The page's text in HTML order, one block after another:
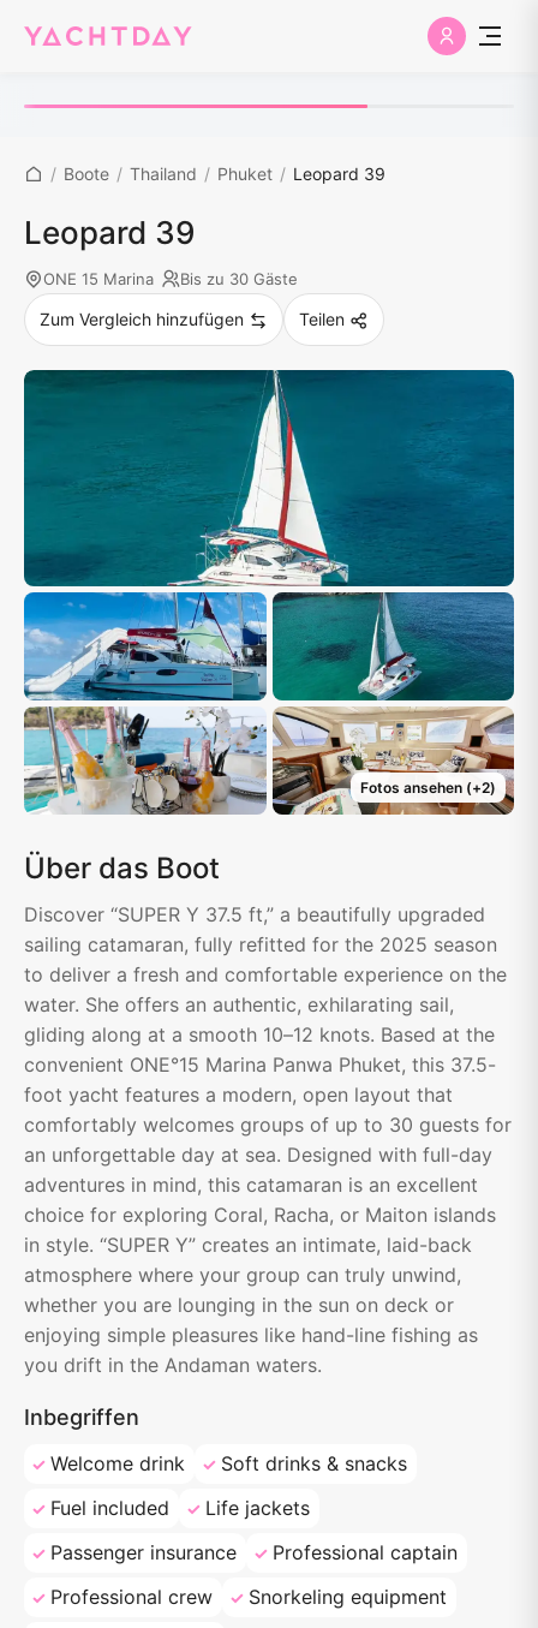
/ Boote / Thailand / Phuket / Leopard 39
Leopard 39
ONE 15 Marina Bis zu 30 Gäste
Zum Vergleich hinzufügen Teilen
Fotos ansehen(+2)
Über das Boot
Discover “SUPER Y 37.5 ft,” a beautifully upgraded
sailing catamaran, fully refitted for the 2025 season
to deliver a fresh and comfortable experience on the
water. She offers an authentic, exhilarating sail,
gliding along at a smooth 10–12 knots. Based at the
convenient ONE°15 Marina Panwa Phuket, this 37.5-
foot yacht features a modern, open layout that
comfortably welcomes groups of up to 30 guests for
an unforgettable day at sea. Designed with full-day
adventures in mind, this catamaran is an excellent
choice for exploring Coral, Racha, or Maiton islands
in style. “SUPER Y” creates an intimate, laid-back
atmosphere where your group can truly unwind,
whether you are lounging in the sun on deck or
enjoying simple pleasures like hand-line fishing as
you drift in the Andaman waters.
Inbegriffen
Welcome drink
Soft drinks & snacks
Fuel included
Life jackets
Passenger insurance
Professional captain
Professional crew
Snorkeling equipment